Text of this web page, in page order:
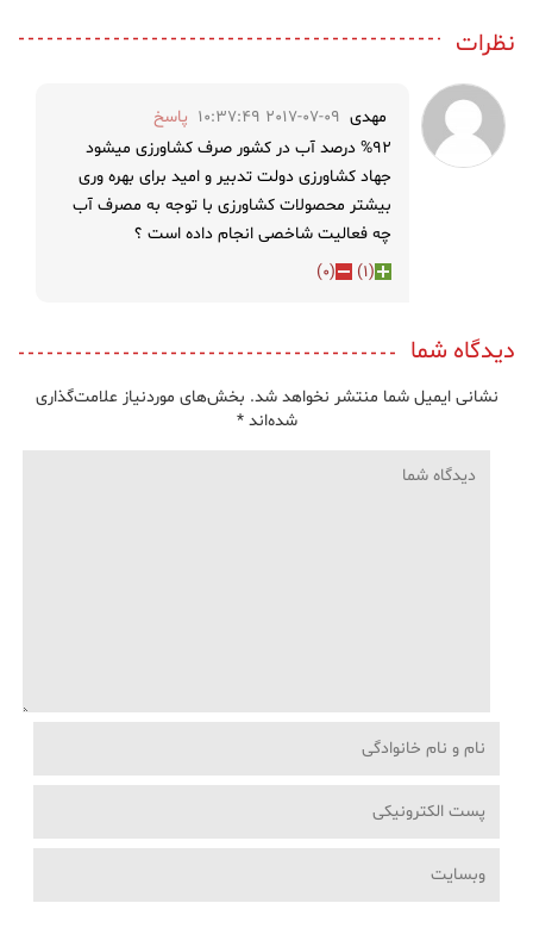
نظرات
مهدی 2017-07-09 10:37:49
پاسخ
%۹۲ درصد آب در کشور صرف کشاورزی میشود
جهاد کشاورزی دولت تدبیر و امید برای بهره وری
بیشتر محصولات کشاورزی با توجه به مصرف آب
چه فعالیت شاخصی انجام داده است ؟
(
1
)
(
0
)
دیدگاه شما
نشانی ایمیل شما منتشر نخواهد شد. بخش‌های موردنیاز علامت‌گذاری
شده‌اند*